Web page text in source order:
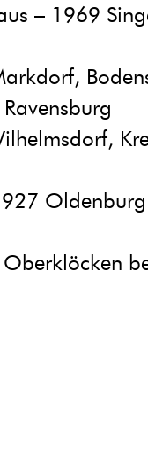
– 1969